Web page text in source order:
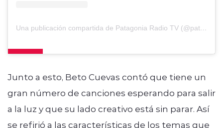
Una publicación compartida de Patagonia Radio TV (@patagoniaradiotv)
Junto a esto, Beto Cuevas contó que tiene un
gran número de canciones esperando para salir
a la luz y que su lado creativo está sin parar. Así
se refirió a las características de los temas que